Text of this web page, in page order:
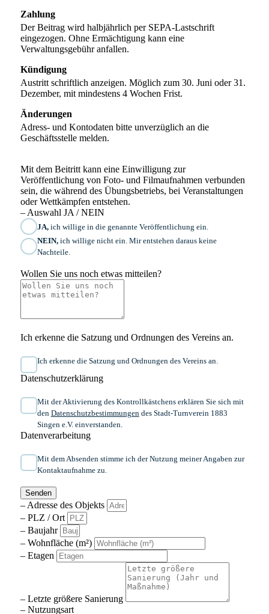
Zahlung
Der Beitrag wird halbjährlich per SEPA-Lastschrift
eingezogen. Ohne Ermächtigung kann eine
Verwaltungsgebühr anfallen.
Kündigung
Austritt schriftlich anzeigen. Möglich zum 30. Juni oder 31.
Dezember, mit mindestens 4 Wochen Frist.
Änderungen
Adress- und Kontodaten bitte unverzüglich an die
Geschäftsstelle melden.
Mit dem Beitritt kann eine Einwilligung zur
Veröffentlichung von Foto- und Filmaufnahmen verbunden
sein, die während des Übungsbetriebs, bei Veranstaltungen
oder Wettkämpfen entstehen.
– Auswahl JA / NEIN
JA,ich willige in die genannte Veröffentlichung ein.
NEIN,ich willige nicht ein. Mir entstehen daraus keine
Nachteile.
Wollen Sie uns noch etwas mitteilen?
Ich erkenne die Satzung und Ordnungen des Vereins an.
Ich erkenne die Satzung und Ordnungen des Vereins an.
Datenschutzerklärung
Mit der Aktivierung des Kontrollkästchens erklären Sie sich mit
den Datenschutzbestimmungendes Stadt-Turnverein 1883
Singen e.V. einverstanden.
Datenverarbeitung
Mit dem Absenden stimme ich der Nutzung meiner Angaben zur
Kontaktaufnahme zu.
Senden
– Adresse des Objekts
– PLZ / Ort
– Baujahr
– Wohnfläche (m²)
– Etagen
– Letzte größere Sanierung
– Nutzungsart